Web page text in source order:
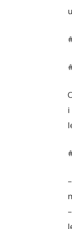
i